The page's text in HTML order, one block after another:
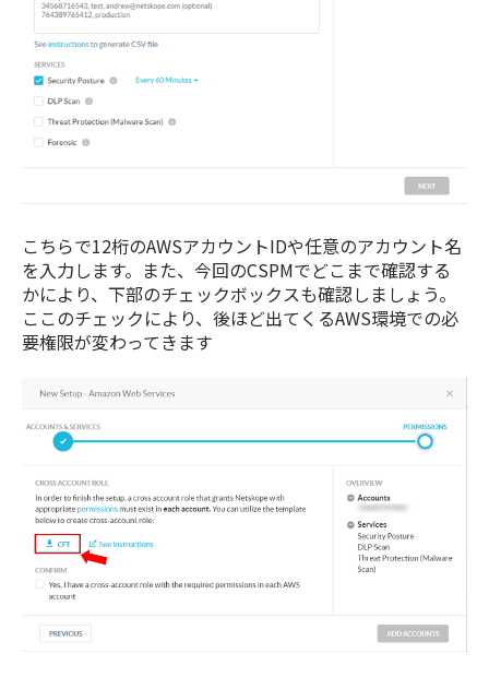
こちらで12桁のAWSアカウントIDや任意のアカウント名
を入力します。また、今回のCSPMでどこまで確認する
かにより、下部のチェックボックスも確認しましょう。
ここのチェックにより、後ほど出てくるAWS環境での必
要権限が変わってきます